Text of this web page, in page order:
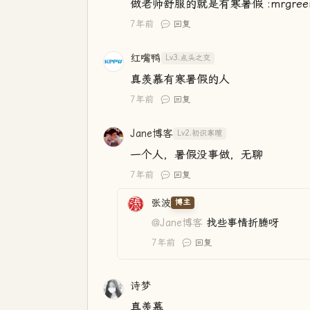
做老师舒服的就是有寒暑假
7年前 回复
红嘴鸭 Lv3.点头之交
真羡慕有寒暑假的人
7年前 回复
Jane博客 Lv2.初识寒暄
一个人，暑假没事做，无聊
7年前 回复
张波 博主
@Jane博客 找些事情折腾呀
7年前 回复
诗梦
真羡慕